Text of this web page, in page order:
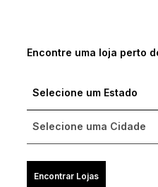
Encontre uma loja perto
Encontrar Lojas